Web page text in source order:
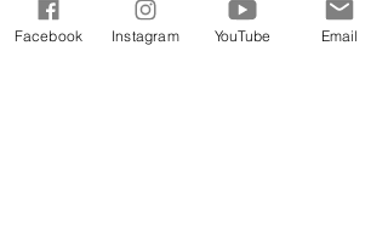
Facebook Instagram YouTube Email